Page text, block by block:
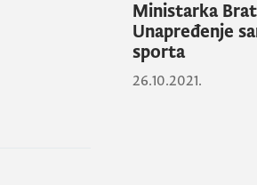
Ministarka
Unapređenje
sporta
26.10.2021.